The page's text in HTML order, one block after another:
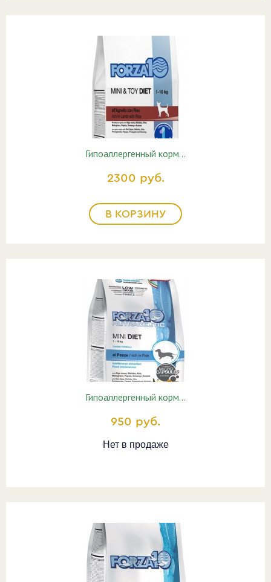
Гипоаллергенный корм…
2300 руб.
В КОРЗИНУ
Гипоаллергенный корм…
950 руб.
Нет в продаже